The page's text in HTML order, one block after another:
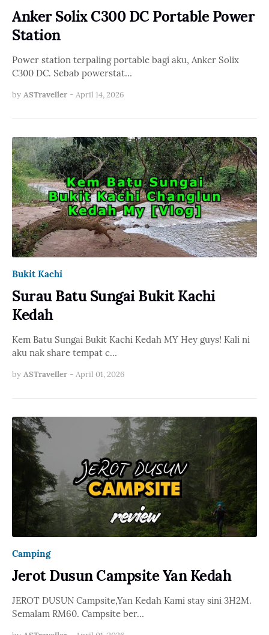
Anker Solix C300 DC Portable Power
Station
Power station terpaling portable bagi aku, Anker Solix
C300 DC. Sebab powerstat…
by ASTraveller - April 14, 2026
Bukit Kachi
Surau Batu Sungai Bukit Kachi
Kedah
Kem Batu Sungai Bukit Kachi Kedah MY Hey guys! Kali ni
aku nak share tempat c…
by ASTraveller - April 01, 2026
Camping
Jerot Dusun Campsite Yan Kedah
JEROT DUSUN Campsite,Yan Kedah Kami stay sini 3H2M.
Semalam RM60. Campsite ber…